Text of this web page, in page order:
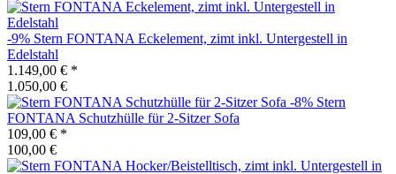
-9% Stern FONTANA Eckelement, zimt inkl. Untergestell in
Edelstahl
1.149,00 € *
1.050,00 €
-8% Stern
FONTANA Schutzhülle für 2-Sitzer Sofa
109,00 € *
100,00 €